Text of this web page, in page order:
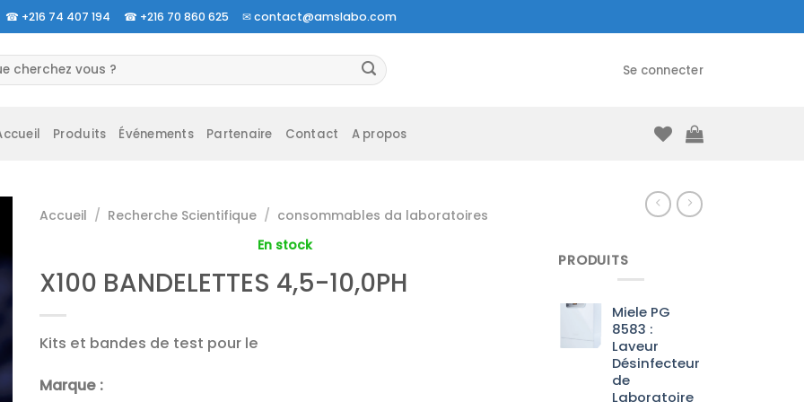
☎ +216 74 407 194 ☎ +216 70 860 625 ✉contact@amslabo.com
Se connecter
Produits Événements Partenaire Contact A propos
Accueil / Recherche Scientifique / consommables da laboratoires
En stock
X100 BANDELETTES 4,5-10,0PH
Kits et bandes de test pour le
Marque :
PRODUITS
Miele PG
8583 :
Laveur
Désinfecteur
de
Laboratoire